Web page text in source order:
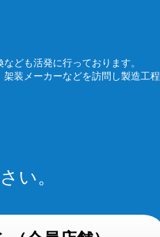
ども活発に行っております。
装メーカーなどを訪問し製造工程
い。